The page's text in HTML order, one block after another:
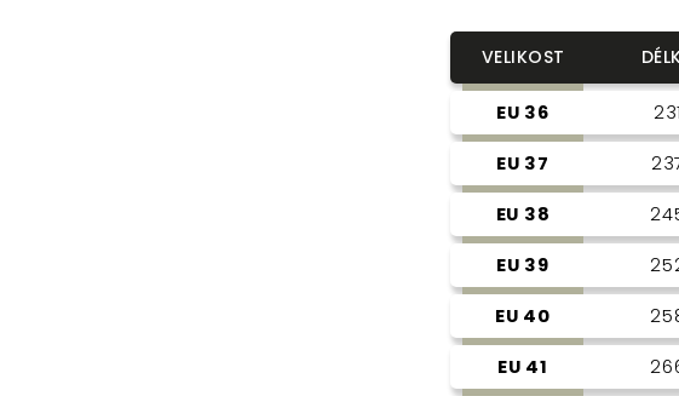
VELIKOST
EU 36 231
EU 37
EU 38
EU 39
EU 40
EU 41